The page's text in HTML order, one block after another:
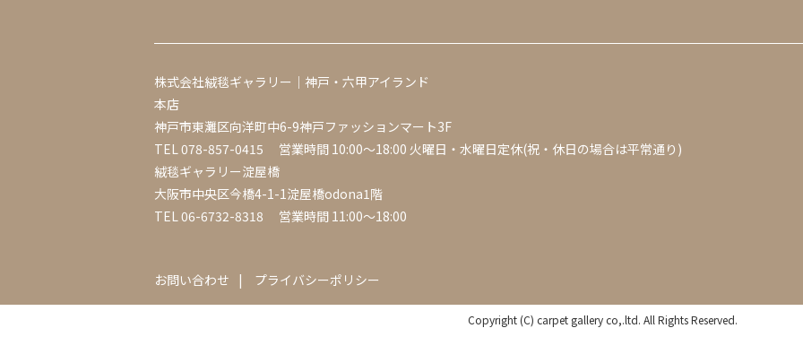
株式会社絨毯ギャラリー｜神戸・六甲アイランド
本店
神戸市東灘区向洋町中6-9神戸ファッションマート3F
TEL078-857-0415 営業時間 10:00～18:00 火曜日・水曜日定休(祝・休日の場合は平常通り)
絨毯ギャラリー淀屋橋
大阪市中央区今橋4-1-1淀屋橋odona1階
TEL06-6732-8318 営業時間 11:00～18:00
お問い合わせ プライバシーポリシー
Copyright (C) carpet gallery co,.ltd. All Rights Reserved.